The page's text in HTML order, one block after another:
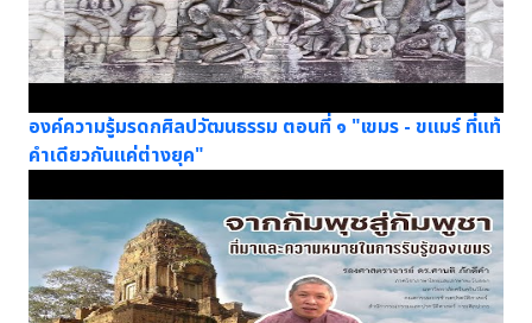
องค์ความรู้มรดกศิลปวัฒนธรรม ตอนที่ ๑ "เขมร - ขแมร์ ที่แท้
คำเดียวกันแค่ต่างยุค"